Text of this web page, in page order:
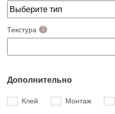
Текстура
Дополнительно
Клей Монтаж